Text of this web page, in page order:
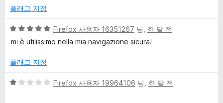
에
점
플래그 지정
5
점
점
5
Firefox 사용자 16351267 님, 한 달 전
mi è utilissimo nella mia navigazione sicura!
플래그 지정
5
Firefox 사용자 19964106 님, 한 달 전